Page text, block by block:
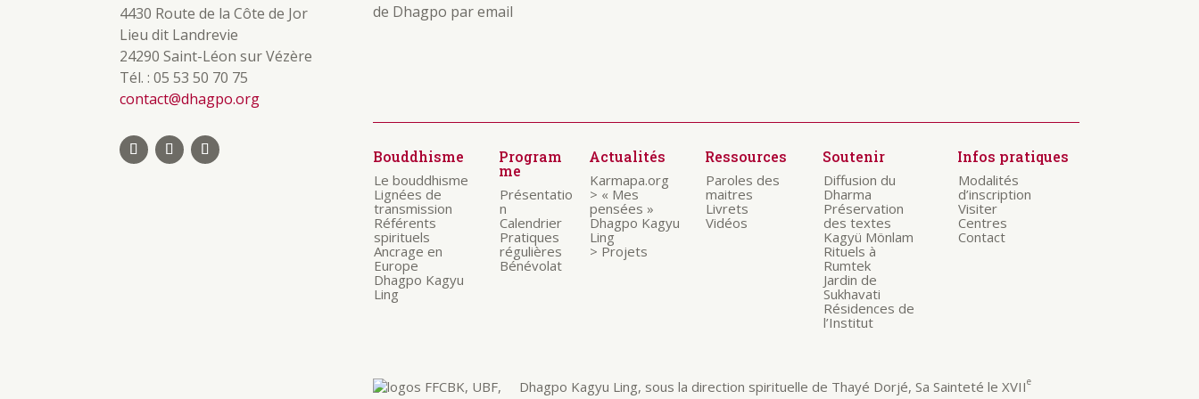
4430 Route de la Côte de Jor
Lieu dit Landrevie
24290 Saint-Léon sur Vézère
Tél. : 05 53 50 70 75
contact@dhagpo.org
de Dhagpo par email
Bouddhisme
Le bouddhisme
Lignées de
transmission
Référents
spirituels
Ancrage en
Europe
Dhagpo Kagyu
Ling
Program
me
Présentatio
n
Calendrier
Pratiques
régulières
Bénévolat
Actualités
Karmapa.org
> « Mes
pensées »
Dhagpo Kagyu
Ling
> Projets
Ressources
Paroles des
maitres
Livrets
Vidéos
Soutenir
Diffusion du
Dharma
Préservation
des textes
Kagyü Mönlam
Rituels à
Rumtek
Jardin de
Sukhavati
Résidences de
l’Institut
Infos pratiques
Modalités
d’inscription
Visiter
Centres
Contact
Dhagpo Kagyu Ling, sous la direction spirituelle de Thayé Dorjé, Sa Sainteté le XVIIe